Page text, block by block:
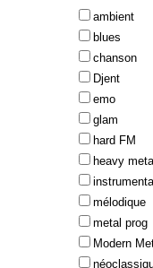
ambient
blues
chanson
Djent
emo
glam
hard FM
heavy
mélodique
metal prog
Modern